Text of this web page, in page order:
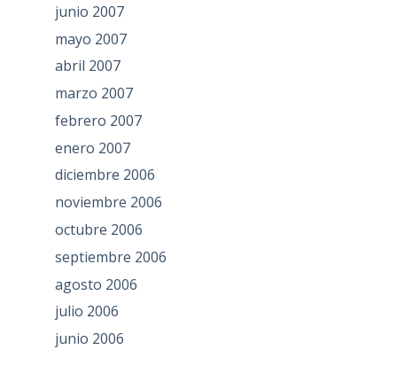
junio 2007
mayo 2007
abril 2007
marzo 2007
febrero 2007
enero 2007
diciembre 2006
noviembre 2006
octubre 2006
septiembre 2006
agosto 2006
julio 2006
junio 2006